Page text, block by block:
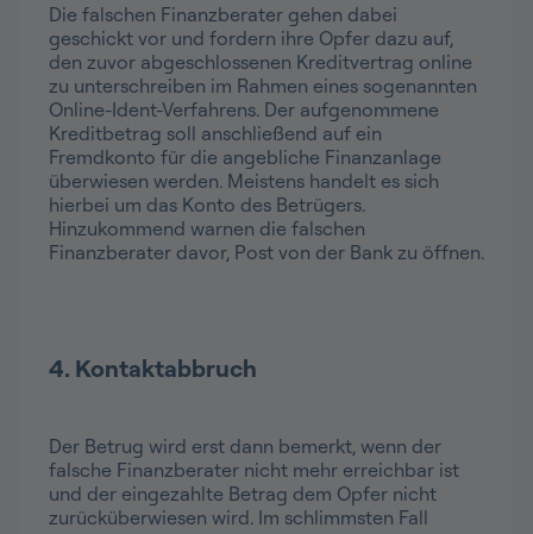
Die falschen Finanzberater gehen dabei
geschickt vor und fordern ihre Opfer dazu auf,
den zuvor abgeschlossenen Kreditvertrag online
zu unterschreiben im Rahmen eines sogenannten
Online-Ident-Verfahrens. Der aufgenommene
Kreditbetrag soll anschließend auf ein
Fremdkonto für die angebliche Finanzanlage
überwiesen werden. Meistens handelt es sich
hierbei um das Konto des Betrügers.
Hinzukommend warnen die falschen
Finanzberater davor, Post von der Bank zu öffnen.
4. Kontaktabbruch
Der Betrug wird erst dann bemerkt, wenn der
falsche Finanzberater nicht mehr erreichbar ist
und der eingezahlte Betrag dem Opfer nicht
zurücküberwiesen wird. Im schlimmsten Fall